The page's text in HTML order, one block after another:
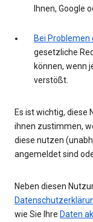
Ihnen, Google
Bei
gesetzliche
können, wenn
verstößt.
Es ist wichtig, diese
ihnen zustimmen,
diese nutzen
angemeldet sind
Neben diesen
wie Sie Ihre Daten